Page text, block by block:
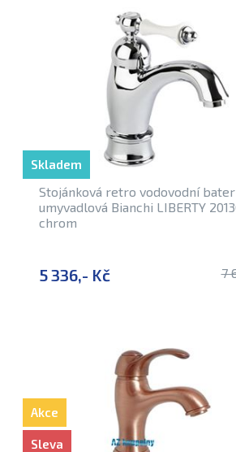
Stojánková retro vodovodní
umyvadlová Bianchi LIBERTY
chrom
5 336,- Kč 7
Skladem
Akce
Sleva